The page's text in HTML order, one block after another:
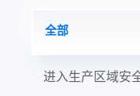
全部
进入生产区域安